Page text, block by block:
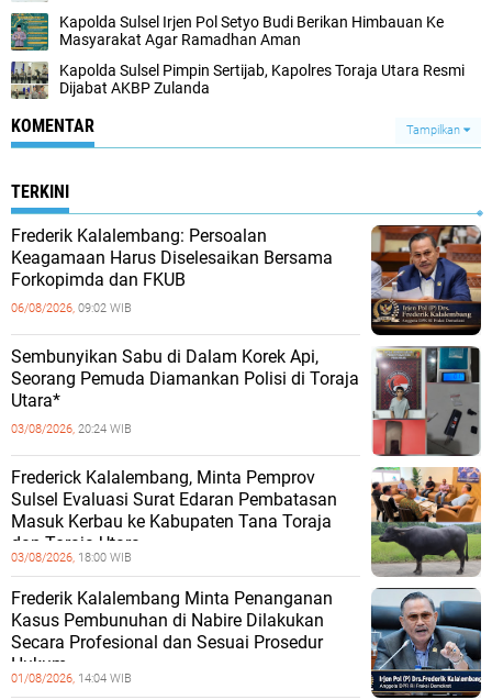
Kapolda Sulsel Irjen Pol Setyo Budi Berikan Himbauan Ke
Masyarakat Agar Ramadhan Aman
Kapolda Sulsel Pimpin Sertijab, Kapolres Toraja Utara Resmi
Dijabat AKBP Zulanda
KOMENTAR Tampilkan
TERKINI
Frederik Kalalembang: Persoalan
Keagamaan Harus Diselesaikan Bersama
Forkopimda dan FKUB
06/08/2026, 09:02 WIB
Sembunyikan Sabu di Dalam Korek Api,
Seorang Pemuda Diamankan Polisi di Toraja
Utara*
03/08/2026, 20:24 WIB
Frederick Kalalembang, Minta Pemprov
Sulsel Evaluasi Surat Edaran Pembatasan
Masuk Kerbau ke Kabupaten Tana Toraja
dan Toraja Utara
03/08/2026, 18:00 WIB
Frederik Kalalembang Minta Penanganan
Kasus Pembunuhan di Nabire Dilakukan
Secara Profesional dan Sesuai Prosedur
Hukum
01/08/2026, 14:04 WIB